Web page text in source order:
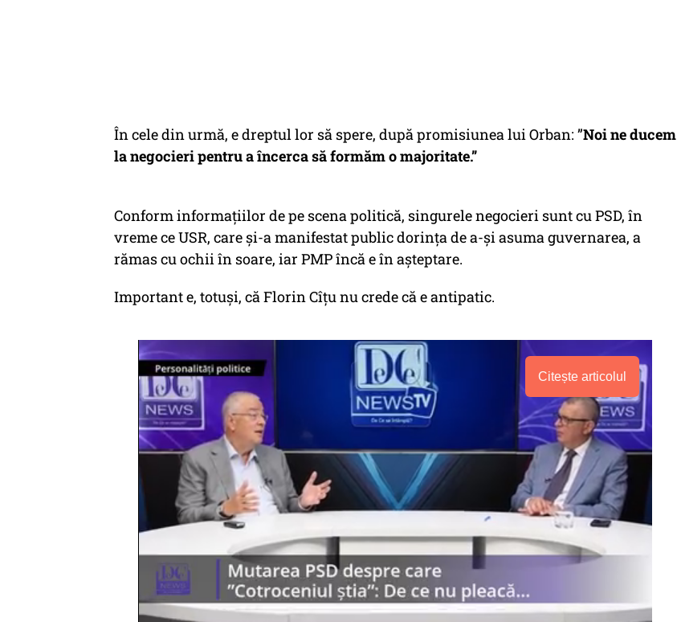
În cele din urmă, e dreptul lor să spere, după promisiunea lui Orban: ”Noi ne ducem
la negocieri pentru a încerca să formăm o majoritate.”
Conform informațiilor de pe scena politică, singurele negocieri sunt cu PSD, în
vreme ce USR, care și-a manifestat public dorința de a-și asuma guvernarea, a
rămas cu ochii în soare, iar PMP încă e în așteptare.
Important e, totuși, că Florin Cîțu nu crede că e antipatic.
Citește articolul